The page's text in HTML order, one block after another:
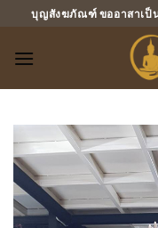
บุญสังฆภัณฑ์ ขออาสาเป็